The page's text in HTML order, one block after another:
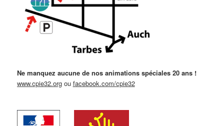
Ne manquez aucune de nos animations spéciales 20 ans !
www.cpie32.orgou facebook.com/cpie32